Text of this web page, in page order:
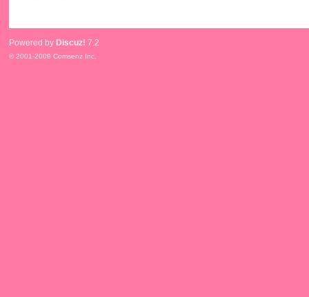
Powered by Discuz! 7.2
© 2001-2009 Comsenz Inc.